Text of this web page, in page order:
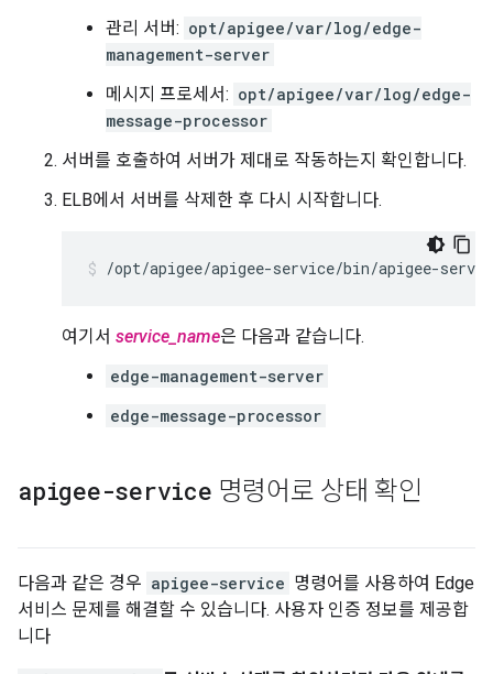
관리 서버: opt/apigee/var/log/edge-
management-server
메시지 프로세서: opt/apigee/var/log/edge-
message-processor
서버를 호출하여 서버가 제대로 작동하는지 확인합니다.
ELB에서 서버를 삭제한 후 다시 시작합니다.
/opt/apigee/apigee-service/bin/apigee-
여기서 service_name은 다음과 같습니다.
edge-management-server
edge-message-processor
apigee-service 명령어로 상태 확인
다음과 같은 경우 apigee-service 명령어를 사용하여 Edge
서비스 문제를 해결할 수 있습니다. 사용자 인증 정보를 제공합
니다